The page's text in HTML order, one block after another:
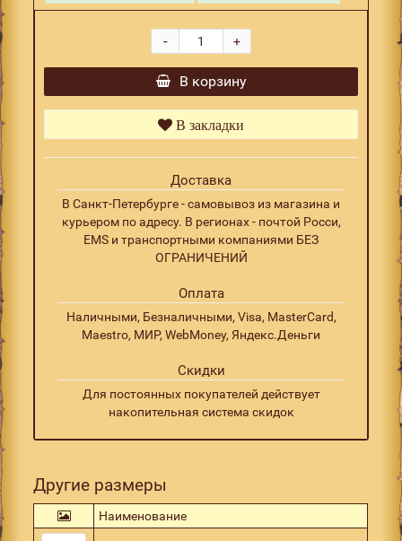
+
-
В корзину
В закладки
Доставка
В Санкт-Петербурге - самовывоз из магазина и
курьером по адресу. В регионах - почтой Росси,
EMS и транспортными компаниями БЕЗ
ОГРАНИЧЕНИЙ
Оплата
Наличными, Безналичными, Visa, MasterCard,
Maestro, МИР, WebMoney, Яндекс.Деньги
Скидки
Для постоянных покупателей действует
накопительная система скидок
Другие размеры
Наименование